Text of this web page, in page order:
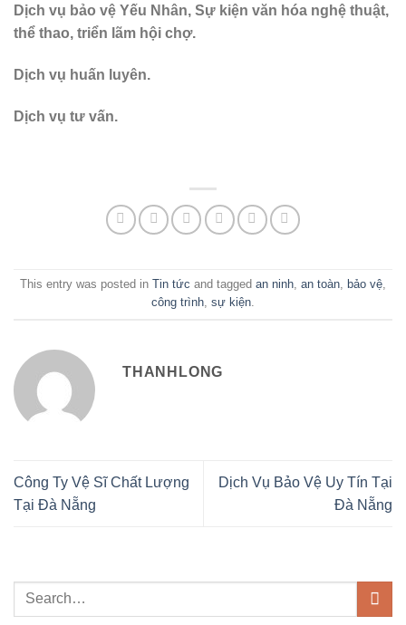
Dịch vụ bảo vệ Yếu Nhân, Sự kiện văn hóa nghệ thuật,
thể thao, triển lãm hội chợ.
Dịch vụ huấn luyên.
Dịch vụ tư vấn.
This entry was posted in Tin tức and tagged an ninh an toàn bảo vệ
công trình sự kiện
THANHLONG
Công Ty Vệ Sĩ Chất Lượng
Tại Đà Nẵng
Dịch Vụ Bảo Vệ Uy Tín Tại
Đà Nẵng